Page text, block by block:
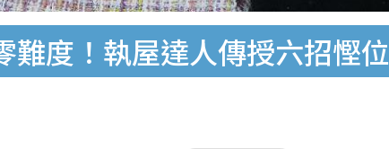
難度！執屋達人傳授六招慳